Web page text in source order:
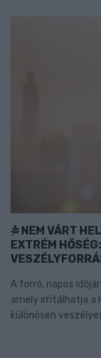
NEM VÁRT
EXTRÉM
A forró, napos
amely irritálhatja a
különösen